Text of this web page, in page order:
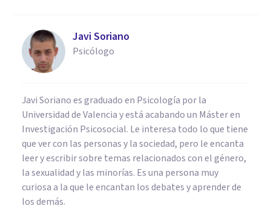
Javi Soriano
Psicólogo
Javi Soriano es graduado en Psicología por la
Universidad de Valencia y está acabando un Máster en
Investigación Psicosocial. Le interesa todo lo que tiene
que ver con las personas y la sociedad, pero le encanta
leer y escribir sobre temas relacionados con el género,
la sexualidad y las minorías. Es una persona muy
curiosa a la que le encantan los debates y aprender de
los demás.